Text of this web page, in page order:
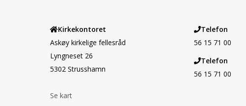
Kirkekontoret
Askøy kirkelige fellesråd
Lyngneset 26
5302 Strusshamn
Se kart
Telefon
56 15 71 00
Telefon
56 15 71 00